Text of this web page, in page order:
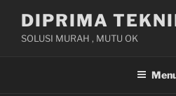
content
DIPRIMA
SOLUSI MURAH , MUTU OK